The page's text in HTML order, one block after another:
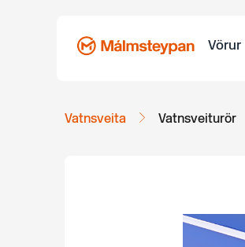
Vörur
Vatnsveita Vatnsveiturör